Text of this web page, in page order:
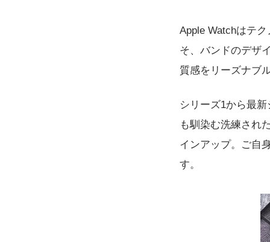
Apple Watchはテ
そ、バンドのデザ
質感をリーズナブ
シリーズ1から最
も馴染む洗練され
インアップ。ご自
す。